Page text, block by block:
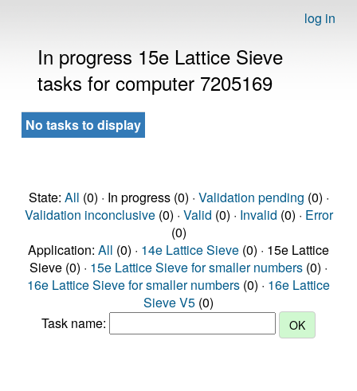
log in
In progress 15e Lattice Sieve
tasks for computer 7205169
No tasks to display
State: All (0) · In progress (0) · Validation pending (0) ·
Validation inconclusive(0) · Valid (0) · Invalid (0) · Error
(0)
Application: All (0) · 14e Lattice Sieve (0) · 15e Lattice
Sieve (0) · 15e Lattice Sieve for smaller numbers (0) ·
16e Lattice Sieve for smaller numbers (0) · 16e Lattice
Sieve V5 (0)
Task name: